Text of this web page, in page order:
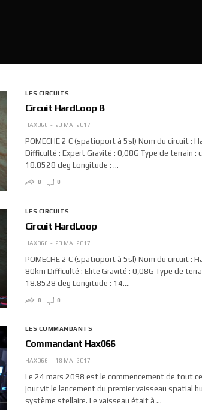
LES CIRCUITS
Circuit HardLoop B
HAX066 23 MAI 2017
POMECHE 2 C (spatioport à 5sl) Nom du circuit :
Difficulté : Expert Gravité : 0,08G Type de terrain :
18.8528 deg Longitude : …
0 0
LES CIRCUITS
Circuit HardLoop
HAX066 23 MAI 2017
POMECHE 2 C (spatioport à 5sl) Nom du circuit :
80km Difficulté : Elite Gravité : 0,08G Type de
18.8528 deg Longitude : 14.…
0 0
LES COMMANDANTS
Commandant Hax066
HAX066 18 MAI 2017
Le 24 mars 2098 est le commencement de tout
jour vit le lancement du premier vaisseau spatial
système stellaire. Le vaisseau était à …